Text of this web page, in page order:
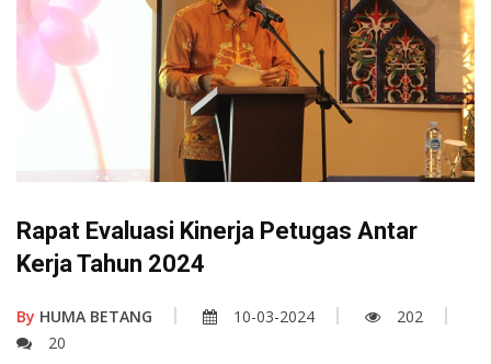
Rapat Evaluasi Kinerja Petugas Antar
Kerja Tahun 2024
By HUMA BETANG 10-03-2024
202
20